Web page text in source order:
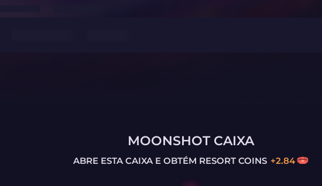
MOONSHOT CAIXA
ABRE ESTA CAIXA E OBTÉM RESORT COINS +2.84